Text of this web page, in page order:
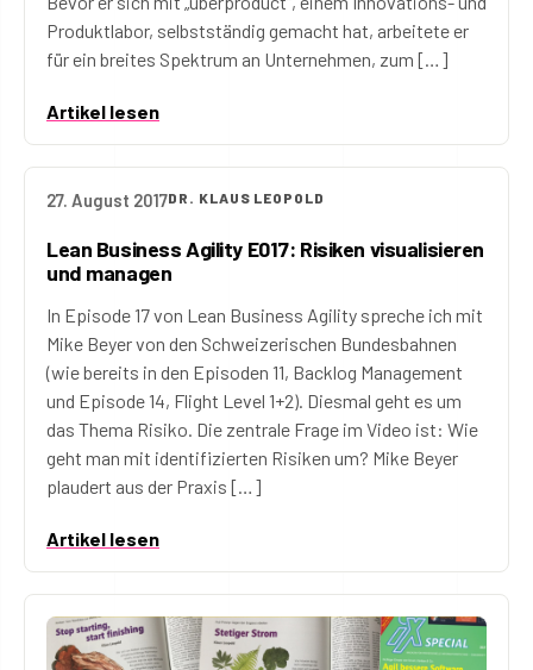
Produktlabor, selbstständig gemacht hat, arbeitete er
für ein breites Spektrum an Unternehmen, zum […]
Artikel lesen
27. August 2017DR. KLAUS LEOPOLD
Lean Business Agility E017: Risiken visualisieren
und managen
In Episode 17 von Lean Business Agility spreche ich mit
Mike Beyer von den Schweizerischen Bundesbahnen
(wie bereits in den Episoden 11, Backlog Management
und Episode 14, Flight Level 1+2). Diesmal geht es um
das Thema Risiko. Die zentrale Frage im Video ist: Wie
geht man mit identifizierten Risiken um? Mike Beyer
plaudert aus der Praxis […]
Artikel lesen